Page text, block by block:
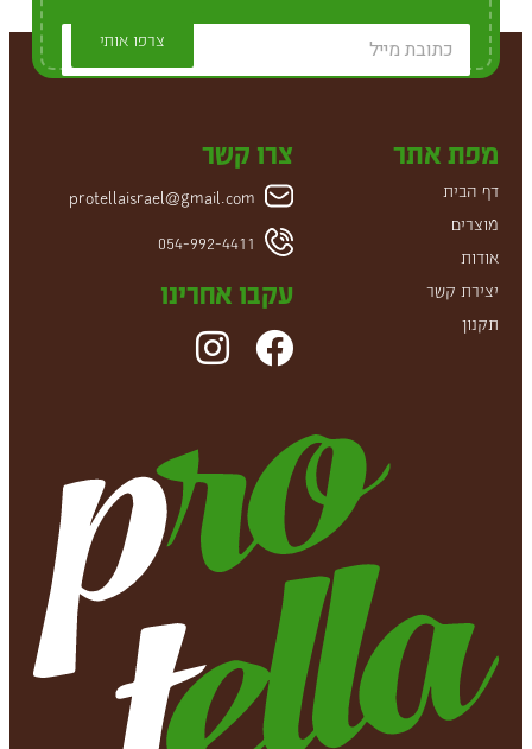
צרפו אותי
מפת אתר
דף הבית
מוצרים
אודות
יצירת קשר
תקנון
צרו קשר
protellaisrael@gmail.com
054-992-4411
עקבו אחרינו